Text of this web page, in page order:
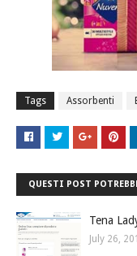
Tags Assorbenti
QUESTI POST
Tena
July 26,